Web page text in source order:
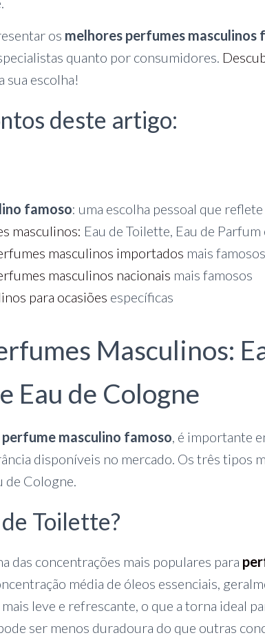
os melhores perfumes masculinos
quanto por consumidores.
sua escolha!
deste artigo:
famoso: uma escolha pessoal que
masculinos: Eau de Toilette, Eau de
masculinos importados mais famosos
masculinos nacionais mais famosos
para ocasiões específicas
Masculinos:
Eau de Cologne
perfume masculino famoso, é importante
disponíveis no mercado. Os três tipos
de Cologne.
Toilette?
das concentrações mais populares para
média de óleos essenciais,
leve e refrescante, o que a torna ideal
ser menos duradoura do que outras